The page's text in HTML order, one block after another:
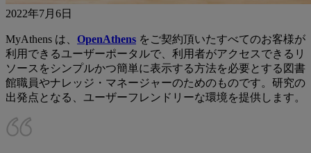
2022年7月6日
MyAthens は、 OpenAthens をご契約頂いたすべてのお客様が
利用できるユーザーポータルで、利用者がアクセスできるリ
ソースをシンプルかつ簡単に表示する方法を必要とする図書
館職員やナレッジ・マネージャーのためのものです。研究の
出発点となる、ユーザーフレンドリーな環境を提供します。